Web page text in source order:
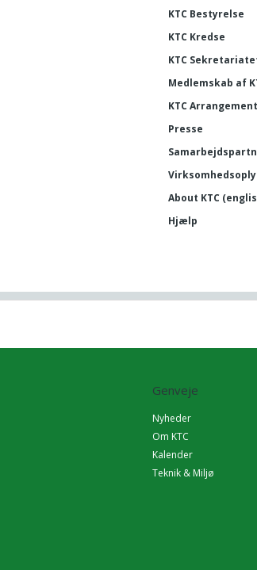
KTC Bestyrelse
KTC Kredse
KTC
Medlemskab af
KTC
Presse
About KTC
Hjælp
Genveje
Nyheder
Om KTC
Kalender
Teknik & Miljø